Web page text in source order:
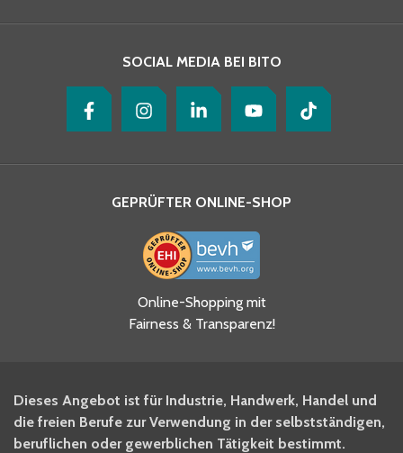
Ja, ich habe die
Datenschutzhinweise gelesen
und akzeptiere diese.
BITO Newsletter Fachwissen
Intralogistiker anmelden.
SOCIAL MEDIA BEI BITO
GEPRÜFTER ONLINE-SHOP
Online-Shopping mit
Fairness & Transparenz!
Dieses Angebot ist für Industrie, Handwerk, Handel und
die freien Berufe zur Verwendung in der selbstständigen,
beruflichen oder gewerblichen Tätigkeit bestimmt.